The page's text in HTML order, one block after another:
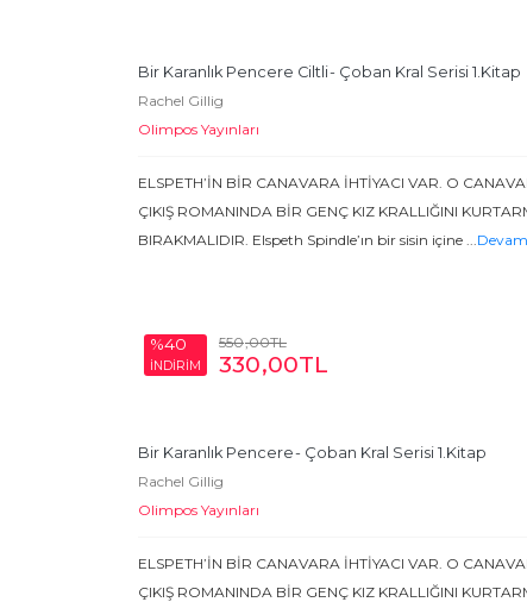
Bir Karanlık Pencere Ciltli- Çoban Kral Serisi 1.Kitap
Rachel Gillig
Olimpos Yayınları
ELSPETH’İN BİR CANAVARA İHTİYACI VAR. O
ÇIKIŞ ROMANINDA BİR GENÇ KIZ KRALLIĞINI
BIRAKMALIDIR. Elspeth Spindle’ın bir sisin içine ...
%40
İNDİRİM
550,00TL
330,00TL
Bir Karanlık Pencere- Çoban Kral Serisi 1.Kitap
Rachel Gillig
Olimpos Yayınları
ELSPETH’İN BİR CANAVARA İHTİYACI VAR. O
ÇIKIŞ ROMANINDA BİR GENÇ KIZ KRALLIĞINI